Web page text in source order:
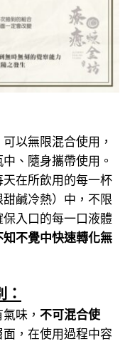
以無限混合使用，
、隨身攜帶使用。
天在所飲用的每一杯
鹹冷熱）中，不限
入口的每一口液體
知不覺中快速轉化無
味， 不可混合使
，在使用過程中容